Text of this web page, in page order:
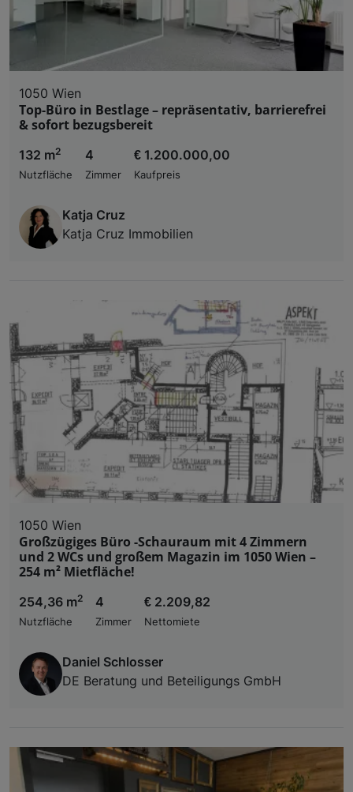
1050 Wien
Top-Büro in Bestlage – repräsentativ, barrierefrei
& sofort bezugsbereit
132 m2
Nutzfläche
4
Zimmer
€ 1.200.000,00
Kaufpreis
Katja Cruz
Katja Cruz Immobilien
1050 Wien
Großzügiges Büro -Schauraum mit 4 Zimmern
und 2 WCs und großem Magazin im 1050 Wien –
254 m² Mietfläche!
254,36 m2
Nutzfläche
4
Zimmer
€ 2.209,82
Nettomiete
Daniel Schlosser
DE Beratung und Beteiligungs GmbH